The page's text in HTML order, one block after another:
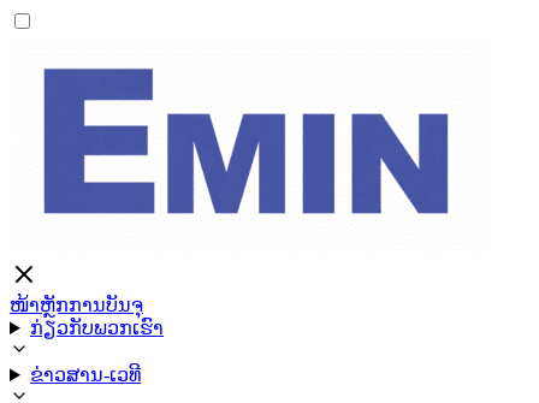
ໜ້າຫຼັກການບັນຈຸ
ກ່ຽວກັບພວກເຮົາ
ຂ່າວສານ-ເວທີ